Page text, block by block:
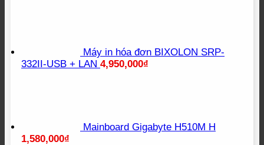
Máy in hóa đơn BIXOLON SRP-
332II-USB + LAN 4,950,000₫
Mainboard Gigabyte H510M H
1,580,000₫